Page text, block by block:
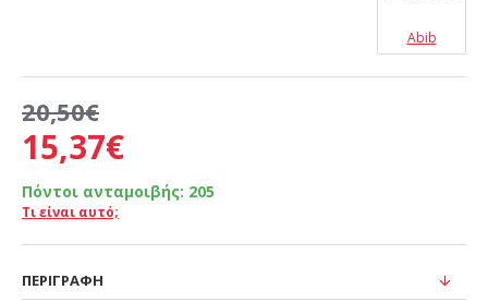
15,37€
20,50€
Πόντοι ανταμοιβής: 205
Τι είναι αυτό;
Abib
ΠΕΡΙΓΡΑΦΉ